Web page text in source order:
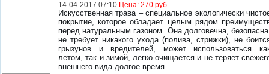
14-04-2017 07:10 Цена:270 руб.
Искусственная трава – специальное экологически
покрытие, которое обладает целым рядом
перед натуральным газоном. Она долговечна,
не требует никакого ухода (полива, стрижки), не
грызунов и вредителей, может использоваться
летом, так и зимой, легко очищается и не теряет
внешнего вида долгое время.